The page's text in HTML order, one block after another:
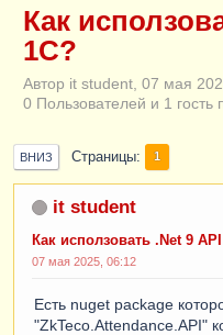
Как
1С?
Автор it student, 07 мая
0 Пользователей и 1 гость
ВНИЗ Страницы 1
it student
Как исползовать .Net 9
07 мая 2025, 06:12
Есть nuget package
"ZkTeco.Attendance.API"